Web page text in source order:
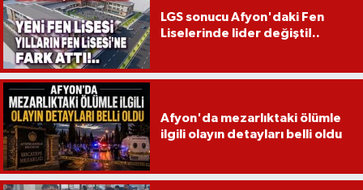
LGS sonucu Afyon'daki Fen
Liselerinde lider değişti!..
Afyon'da mezarlıktaki ölümle
ilgili olayın detayları belli oldu